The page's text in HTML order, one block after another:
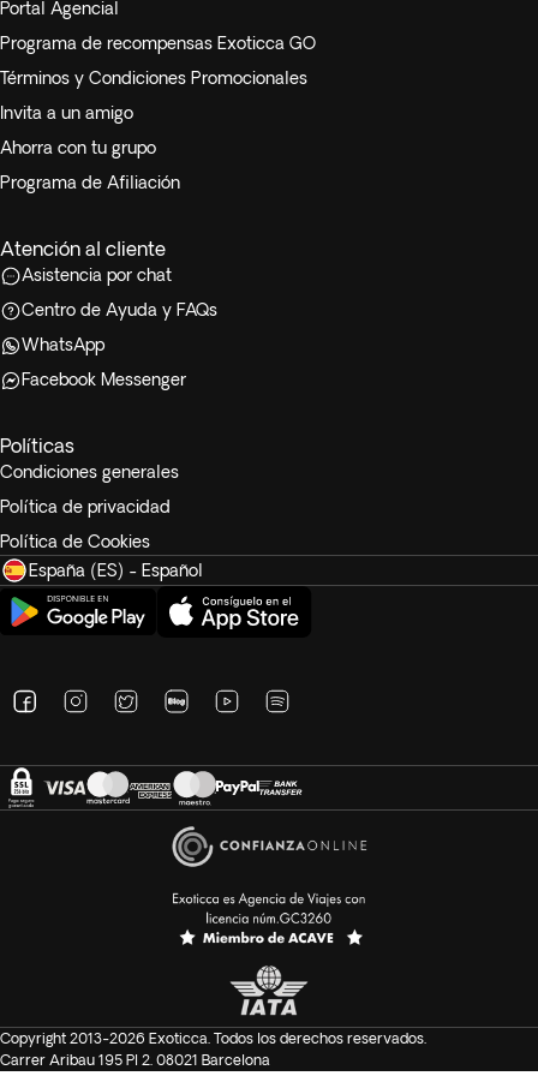
• Debido a la naturaleza del destino, el terreno puede ser
irregular y requerir que camines por zonas rocosas y/o en
cuesta.
• Para personas con silla de ruedas, deberá hacerse una
solicitud previa. Contáctanos para más información.
Los niños que compartan habitación con sus padres podrán
y queda sujeta a disponibilidad.
Portal Agencial
Programa de recompensas Exoticca GO
Términos y Condiciones Promocionales
Invita a un amigo
Ahorra con tu grupo
Programa de Afiliación
Atención al cliente
Asistencia por chat
Centro de Ayuda y FAQs
WhatsApp
Facebook Messenger
Políticas
Condiciones generales
Política de privacidad
Política de Cookies
España (ES) - Español
Copyright 2013-2026 Exoticca. Todos los derechos reservados.
Carrer Aribau 195 Pl 2. 08021 Barcelona